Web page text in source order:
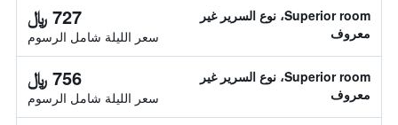
Superior room، نوع السرير غير
معروف
727 ﷼
سعر الليلة شامل الرسوم
Superior room، نوع السرير غير
معروف
756 ﷼
سعر الليلة شامل الرسوم